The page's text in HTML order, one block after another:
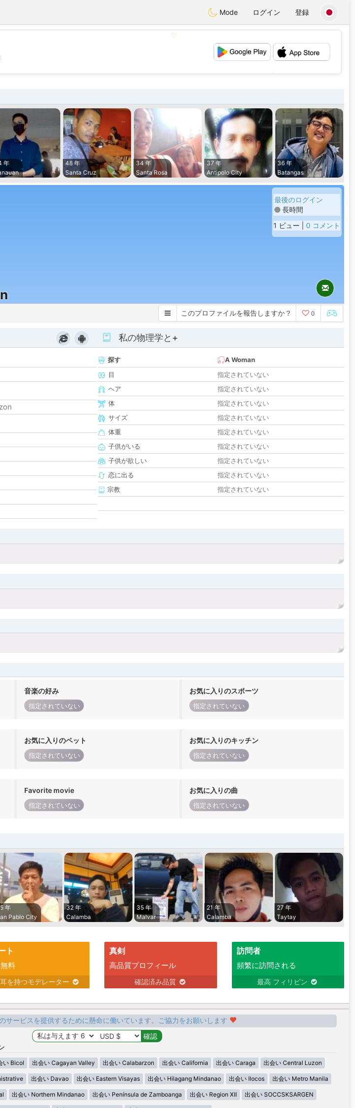
Mode ログイン 登録
💕
年
48 年
Santa Cruz
34 年
Santa Rosa
37 年
Antipolo City
36 年
Batangas
最後のログイン
長時間
1 ビュー | 0 コメント
このプロファイルを報告しますか？ 0
私の物理学と+
探す
A Woman
目
指定されていない
ヘア
指定されていない
体
指定されていない
サイズ
指定されていない
体重
指定されていない
子供がいる
指定されていない
子供が欲しい
指定されていない
恋に出る
指定されていない
宗教
指定されていない
音楽の好み
指定されていない
お気に入りのスポーツ
指定されていない
お気に入りのペット
指定されていない
お気に入りのキッチン
指定されていない
Favorite movie
指定されていない
お気に入りの曲
指定されていない
年
Pablo City
32 年
Calamba
35 年
Malvar
21 年
Calamba
27 年
Taytay
ト
料
を持つモデレーター
真剣
高品質プロフィール
確認済み品質
訪問者
頻繁に訪問される
最高 フィリピン
サービスを提供するために懸命に働いています。ご協力をお願いします
い Bicol 出会い Cagayan Valley 出会い Calabarzon 出会い California 出会い Caraga 出会い Central Luzon
出会い Davao 出会い Eastern Visayas 出会い Hilagang Mindanao 出会い Ilocos 出会い Metro Manila
出会い Northern Mindanao 出会い Península de Zamboanga 出会い Region XII 出会い SOCCSKSARGEN